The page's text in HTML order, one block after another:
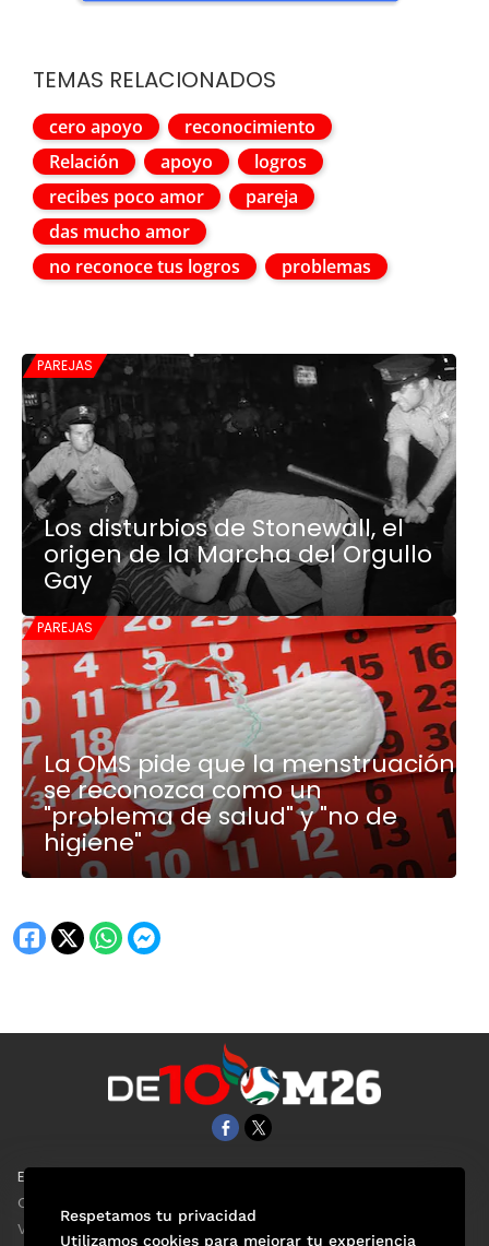
TEMAS RELACIONADOS
cero apoyo
reconocimiento
Relación
apoyo
logros
recibes poco amor
pareja
das mucho amor
no reconoce tus logros
problemas
PAREJAS
Los disturbios de Stonewall, el
origen de la Marcha del Orgullo
Gay
PAREJAS
La OMS pide que la menstruación
se reconozca como un
"problema de salud" y "no de
higiene"
EL UNIVERSAL
Clase
ViveUSA
Respetamos tu privacidad
Utilizamos cookies para mejorar tu experiencia